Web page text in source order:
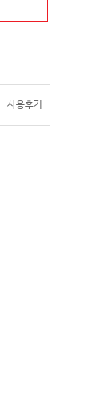
사용후기